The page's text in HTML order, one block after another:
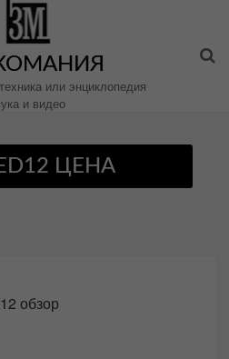
или энциклопедия
и видео
ЦЕНА